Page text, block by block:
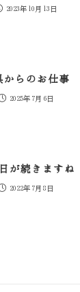
2023年10月13日
からのお仕事
2025年7月6日
が続きますね
2022年7月8日